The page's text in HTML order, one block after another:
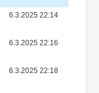
6.3.2025 22:14
6.3.2025 22:16
6.3.2025 22:18